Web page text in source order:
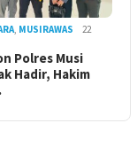
, MUSIRAWAS
22
Polres Musi
Hadir, Hakim